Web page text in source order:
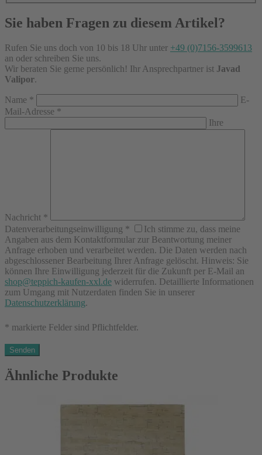
Sie haben Fragen zu diesem Artikel?
Rufen Sie uns doch von 10 bis 18 Uhr unter +49 (0)7156-3599613
an oder schreiben Sie uns.
Wir beraten Sie gerne persönlich! Ihr Ansprechpartner ist Javad
Valipor.
Name *
E-
Mail-Adresse *
Ihre
Nachricht *
Datenverarbeitungseinwilligung *
Ich stimme zu, dass meine
Angaben aus dem Kontaktformular zur Beantwortung meiner
Anfrage erhoben und verarbeitet werden. Die Daten werden nach
abgeschlossener Bearbeitung Ihrer Anfrage gelöscht. Hinweis: Sie
können Ihre Einwilligung jederzeit für die Zukunft per E-Mail an
shop@teppich-kaufen-xxl.de widerrufen. Detaillierte Informationen
zum Umgang mit Nutzerdaten finden Sie in unserer
Datenschutzerklärung.
* markierte Felder sind Pflichtfelder.
Ähnliche Produkte